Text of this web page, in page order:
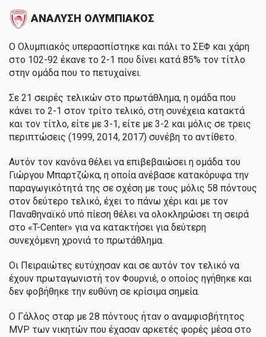
ΑΝΑΛΥΣΗ ΟΛΥΜΠΙΑΚΟΣ
Ο Ολυμπιακός υπερασπίστηκε και πάλι το ΣΕΦ και χάρη
στο 102-92 έκανε το 2-1 που δίνει κατά 85% τον τίτλο
στην ομάδα που το πετυχαίνει.
Σε 21 σειρές τελικών στο πρωτάθλημα, η ομάδα που
κάνει το 2-1 στον τρίτο τελικό, στη συνέχεια κατακτά
και τον τίτλο, είτε με 3-1, είτε με 3-2 και μόλις σε τρεις
περιπτώσεις (1999, 2014, 2017) συνέβη το αντίθετο.
Αυτόν τον κανόνα θέλει να επιβεβαιώσει η ομάδα του
Γιώργου Μπαρτζώκα, η οποία ανέβασε κατακόρυφα την
παραγωγικότητά της σε σχέση με τους μόλις 58 πόντους
στον δεύτερο τελικό, έχει το πάνω χέρι και με τον
Παναθηναϊκό υπό πίεση θέλει να ολοκληρώσει τη σειρά
στο «T-Center» για να κατακτήσει για δεύτερη
συνεχόμενη χρονιά το πρωτάθλημα.
Οι Πειραιώτες ευτύχησαν και σε αυτόν τον τελικό να
έχουν πρωταγωνιστή τον Φουρνιέ, ο οποίος ηγήθηκε και
δεν φοβήθηκε την ευθύνη σε κρίσιμα σημεία.
Ο Γάλλος σταρ με 28 πόντους ήταν ο αναμφισβήτητος
MVP των νικητών που έχασαν αρκετές φορές μέσα στο